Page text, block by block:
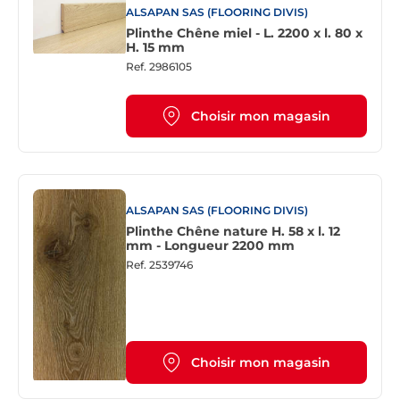
ALSAPAN SAS (FLOORING DIVIS)
Plinthe Chêne miel - L. 2200 x l. 80 x
H. 15 mm
Ref. 2986105
Choisir mon magasin
ALSAPAN SAS (FLOORING DIVIS)
Plinthe Chêne nature H. 58 x l. 12
mm - Longueur 2200 mm
Ref. 2539746
Choisir mon magasin